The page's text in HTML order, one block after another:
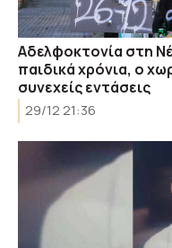
Αδελφοκτονία στη
παιδικά χρόνια, ο
συνεχείς εντάσεις
29/12 21:36